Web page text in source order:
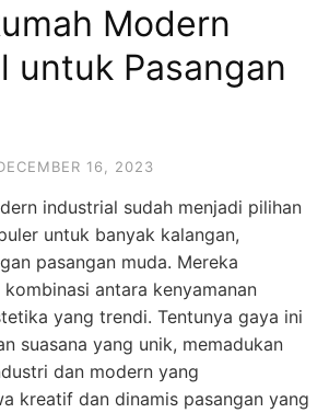
Modern
untuk Pasangan
16, 2023
industrial sudah menjadi pilihan
untuk banyak kalangan,
pasangan muda. Mereka
antara kenyamanan
yang trendi. Tentunya gaya ini
suasana yang unik, memadukan
dan modern yang
kreatif dan dinamis pasangan yang